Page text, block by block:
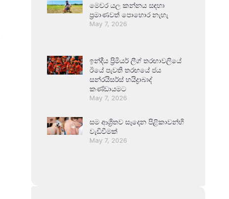
මෙවර යල කන්නය සඳහා
ප්‍රමාණවත් පොහොර නැහැ
May 7, 2026
ඉන්දීය ප්‍රිමියර් ලීග් තරඟාවලියේ
ඊයේ පැවති තරඟයේ ජය
සන්රයිසර්ස් හයිද්‍රාබාද්
කණ්ඩායමට
May 7, 2026
සම ආශ්‍රිතව සෑදෙන පිළිකාවන්හි
වැඩිවීමක්
May 7, 2026